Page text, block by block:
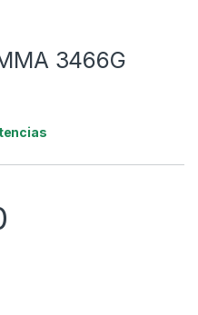
3466G
220 quantity